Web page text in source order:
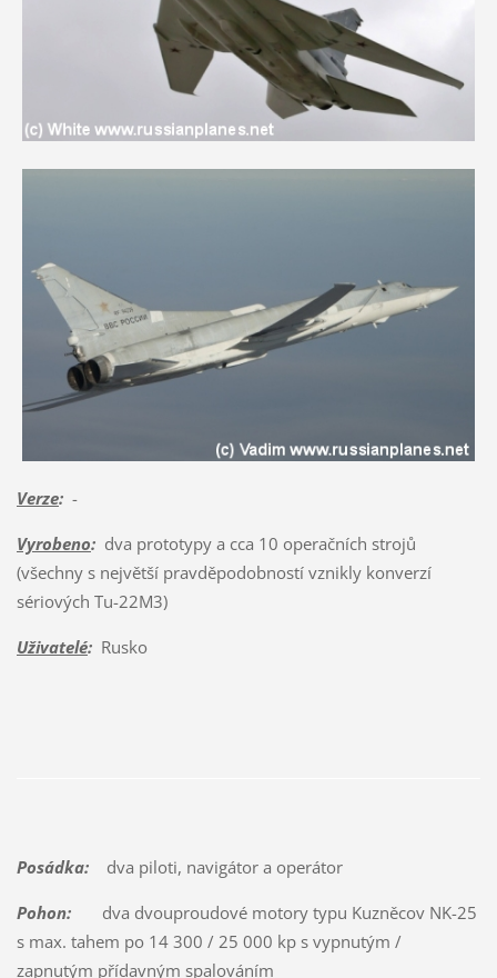
Verze:-
Vyrobeno:dva prototypy a cca 10 operačních strojů
(všechny s největší pravděpodobností vznikly konverzí
sériových Tu-22M3)
Uživatelé:Rusko
Posádka:dva piloti, navigátor a operátor
Pohon:dva dvouproudové motory typu Kuzněcov NK-25
s max. tahem po 14 300 / 25 000 kp s vypnutým /
zapnutým přídavným spalováním